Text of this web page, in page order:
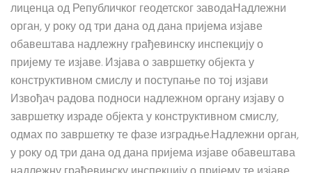
лиценца од Републичког геодетског заводаНадлежни
орган, у року од три дана од дана пријема изјаве
обавештава надлежну грађевинску инспекцију о
пријему те изјаве. Изјава о завршетку објекта у
конструктивном смислу и поступање по тој изјави
Извођач радова подноси надлежном органу изјаву о
завршетку израде објекта у конструктивном смислу,
одмах по завршетку те фазе изградње.Надлежни орган,
у року од три дана од дана пријема изјаве обавештава